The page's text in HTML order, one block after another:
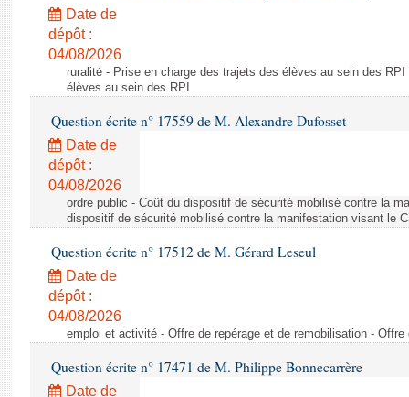
Date de
dépôt :
04/08/2026
ruralité - Prise en charge des trajets des élèves au sein des
élèves au sein des RPI
Question écrite n° 17559 de M. Alexandre Dufosset
Date de
dépôt :
04/08/2026
ordre public - Coût du dispositif de sécurité mobilisé contre la
dispositif de sécurité mobilisé contre la manifestation visant le
Question écrite n° 17512 de M. Gérard Leseul
Date de
dépôt :
04/08/2026
emploi et activité - Offre de repérage et de remobilisation -
Question écrite n° 17471 de M. Philippe Bonnecarrère
Date de